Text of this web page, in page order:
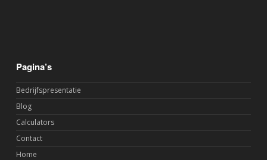
Pagina’s
Bedrijfspresentatie
Blog
Calculators
Contact
Home